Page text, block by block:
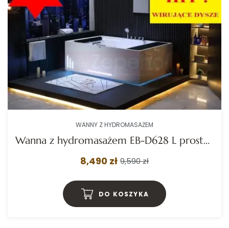
WANNY Z HYDROMASAŻEM
Wanna z hydromasażem EB-D628 L prostokątna 184cmx119cmx62cm 2+2 DYSZE OBROTOWE, MASAŻ KARKU, WODOSPAD, PILOT
8,490 zł 9,590 zł
DO KOSZYKA